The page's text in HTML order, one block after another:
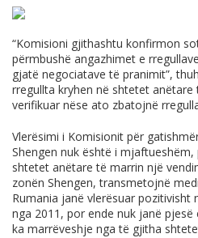
“Komisioni gjithashtu konfirmon
përmbushë angazhimet e
gjatë negociatave të pranimit”,
rregullta kryhen në shtetet anëtare
verifikuar nëse ato zbatojnë
Vlerësimi i Komisionit për
Shengen nuk është i
shtetet anëtare të marrin një
zonën Shengen, transmetojnë
Rumania janë vlerësuar pozitivisht
nga 2011, por ende nuk janë pjesë
ka marrëveshje nga të gjitha